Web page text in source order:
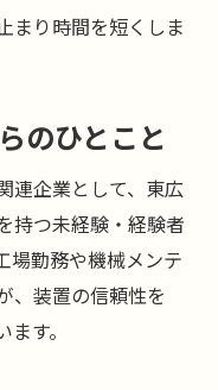
まり時間を短くしま
のひとこと
連企業として、東広
持つ未経験・経験者
場勤務や機械メンテ
、装置の信頼性を
す。